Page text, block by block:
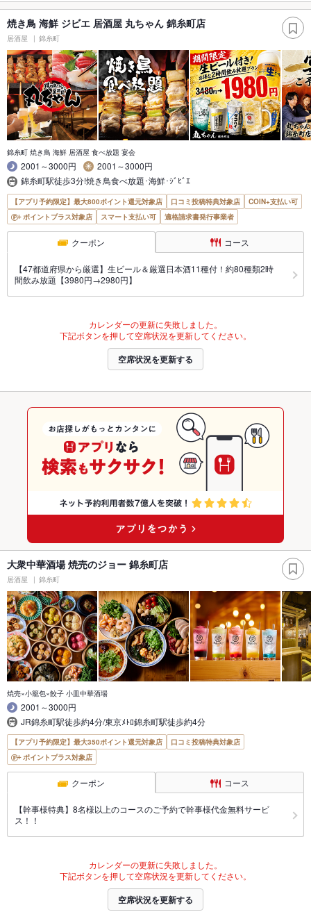
焼き鳥 海鮮 ジビエ 居酒屋 丸ちゃん 錦糸町店
居酒屋 錦糸町
錦糸町 焼き鳥 海鮮 居酒屋 食べ放題 宴会
2001～3000円
2001～3000円
錦糸町駅徒歩3分!焼き鳥食べ放題･海鮮･ｼﾞﾋﾞｴ
【アプリ予約限定】最大800ポイント還元対象店 口コミ投稿特典対象店
COIN+支払い可
ポイントプラス対象店
スマート支払い可 適格請求書発行事業者
クーポン コース
【47都道府県から厳選】生ビール＆厳選日本酒11種付！約80種類2時
間飲み放題【3980円→2980円】
カレンダーの更新に失敗しました。
下記ボタンを押して空席状況を更新してください。
空席状況を更新する
大衆中華酒場 焼売のジョー 錦糸町店
居酒屋 錦糸町
焼売×小籠包×餃子 小皿中華酒場
2001～3000円
JR錦糸町駅徒歩約4分/東京ﾒﾄﾛ錦糸町駅徒歩約4分
【アプリ予約限定】最大350ポイント還元対象店
口コミ投稿特典対象店
ポイントプラス対象店
クーポン コース
【幹事様特典】8名様以上のコースのご予約で幹事様代金無料サービ
ス！！
カレンダーの更新に失敗しました。
下記ボタンを押して空席状況を更新してください。
空席状況を更新する